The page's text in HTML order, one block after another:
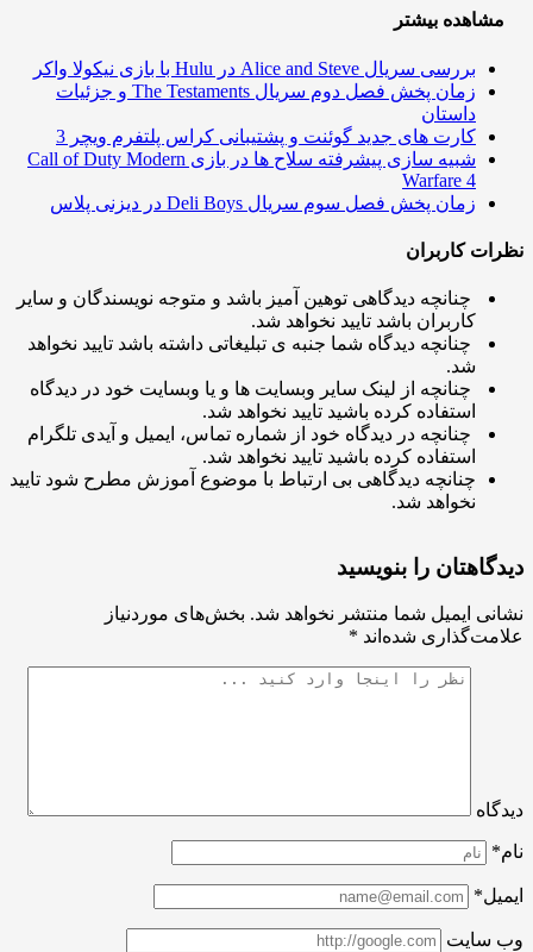
بیشتر
بررسی سریال Alice and Steve در Hulu با بازی نیکولا واکر
زمان پخش فصل دوم سریال The Testaments و جزئیات
داستان
کارت های جدید گوئنت و پشتیبانی کراس پلتفرم ویچر 3
شبیه سازی پیشرفته سلاح ها در بازی Call of Duty Modern
Warfare 4
زمان پخش فصل سوم سریال Deli Boys در دیزنی پلاس
کاربران
چنانچه دیدگاهی توهین آمیز باشد و متوجه نویسندگان و سایر
کاربران باشد تایید نخواهد شد.
چنانچه دیدگاه شما جنبه ی تبلیغاتی داشته باشد تایید نخواهد
چنانچه از لینک سایر وبسایت ها و یا وبسایت خود در دیدگاه
استفاده کرده باشید تایید نخواهد شد.
چنانچه در دیدگاه خود از شماره تماس، ایمیل و آیدی تلگرام
استفاده کرده باشید تایید نخواهد شد.
چنانچه دیدگاهی بی ارتباط با موضوع آموزش مطرح شود تایید
نخواهد شد.
را بنویسید
ایمیل شما منتشر نخواهد شد. بخش‌های موردنیاز
شده‌اند*